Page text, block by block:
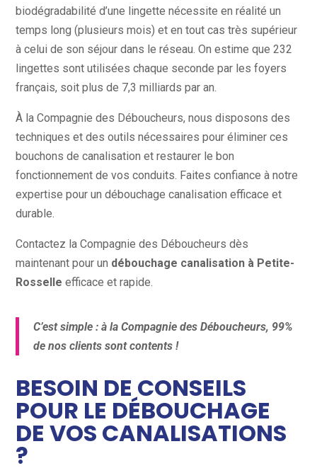
biodégradabilité d’une lingette nécessite en réalité un
temps long (plusieurs mois) et en tout cas très supérieur
à celui de son séjour dans le réseau. On estime que 232
lingettes sont utilisées chaque seconde par les foyers
français, soit plus de 7,3 milliards par an.
À la Compagnie des Déboucheurs, nous disposons des
techniques et des outils nécessaires pour éliminer ces
bouchons de canalisation et restaurer le bon
fonctionnement de vos conduits. Faites confiance à notre
expertise pour un débouchage canalisation efficace et
durable.
Contactez la Compagnie des Déboucheurs dès
maintenant pour un débouchage canalisation à Petite-
Rosselle efficace et rapide.
C’est simple : à la Compagnie des Déboucheurs, 99%
de nos clients sont contents !
BESOIN DE CONSEILS
POUR LE DÉBOUCHAGE
DE VOS CANALISATIONS
?